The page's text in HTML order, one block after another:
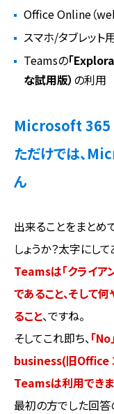
Office Online（
スマホ/タブレッ
Teamsの「
な試用版） の利用
Microsoft 365
ただけでは、
ん
出来ることをまとめ
しょうか？太字にし
Teamsは「クライア
であること、そして
ること、ですね。
そしてこれ即ち、 「
business(旧Office
Teamsは利用でき
最初の方でした回答